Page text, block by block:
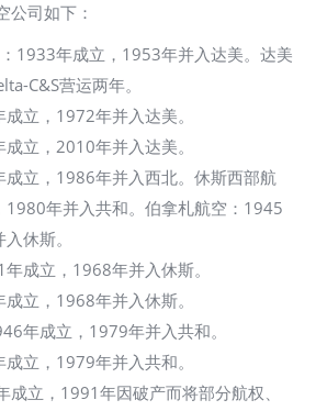
公司如下：
1933年成立，1953年并入达美。达美
C&S营运两年。
立，1972年并入达美。
立，2010年并入达美。
立，1986年并入西北。休斯西部航
1980年并入共和。伯拿札航空：1945
休斯。
成立，1968年并入休斯。
立，1968年并入休斯。
年成立，1979年并入共和。
立，1979年并入共和。
立，1991年因破产而将部分航权、